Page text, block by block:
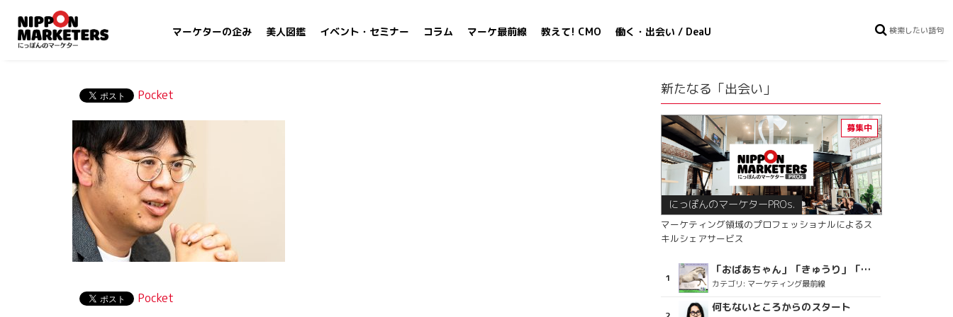
マーケターの企み 美人図鑑 イベント・セミナー コラム マーケ最前線 教えて! CMO 働く・出会い / DeaU
Pocket
Pocket
新たなる「出会い」
にっぽんのマーケターPROs.
マーケティング領域のプロフェッショナルによるス
キルシェアサービス
「おばあちゃん」「きゅうり」「ディスコで踊るおじさん」をCM素材に使った、「気持ちよさ」が売りの意外な商品とは？
カテゴリ: マーケティング最前線
何もないところからのスタート